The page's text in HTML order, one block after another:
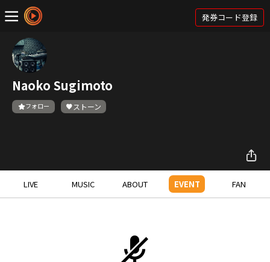
発券コード登録
Naoko Sugimoto
フォロー ストーン
LIVE MUSIC ABOUT EVENT FAN